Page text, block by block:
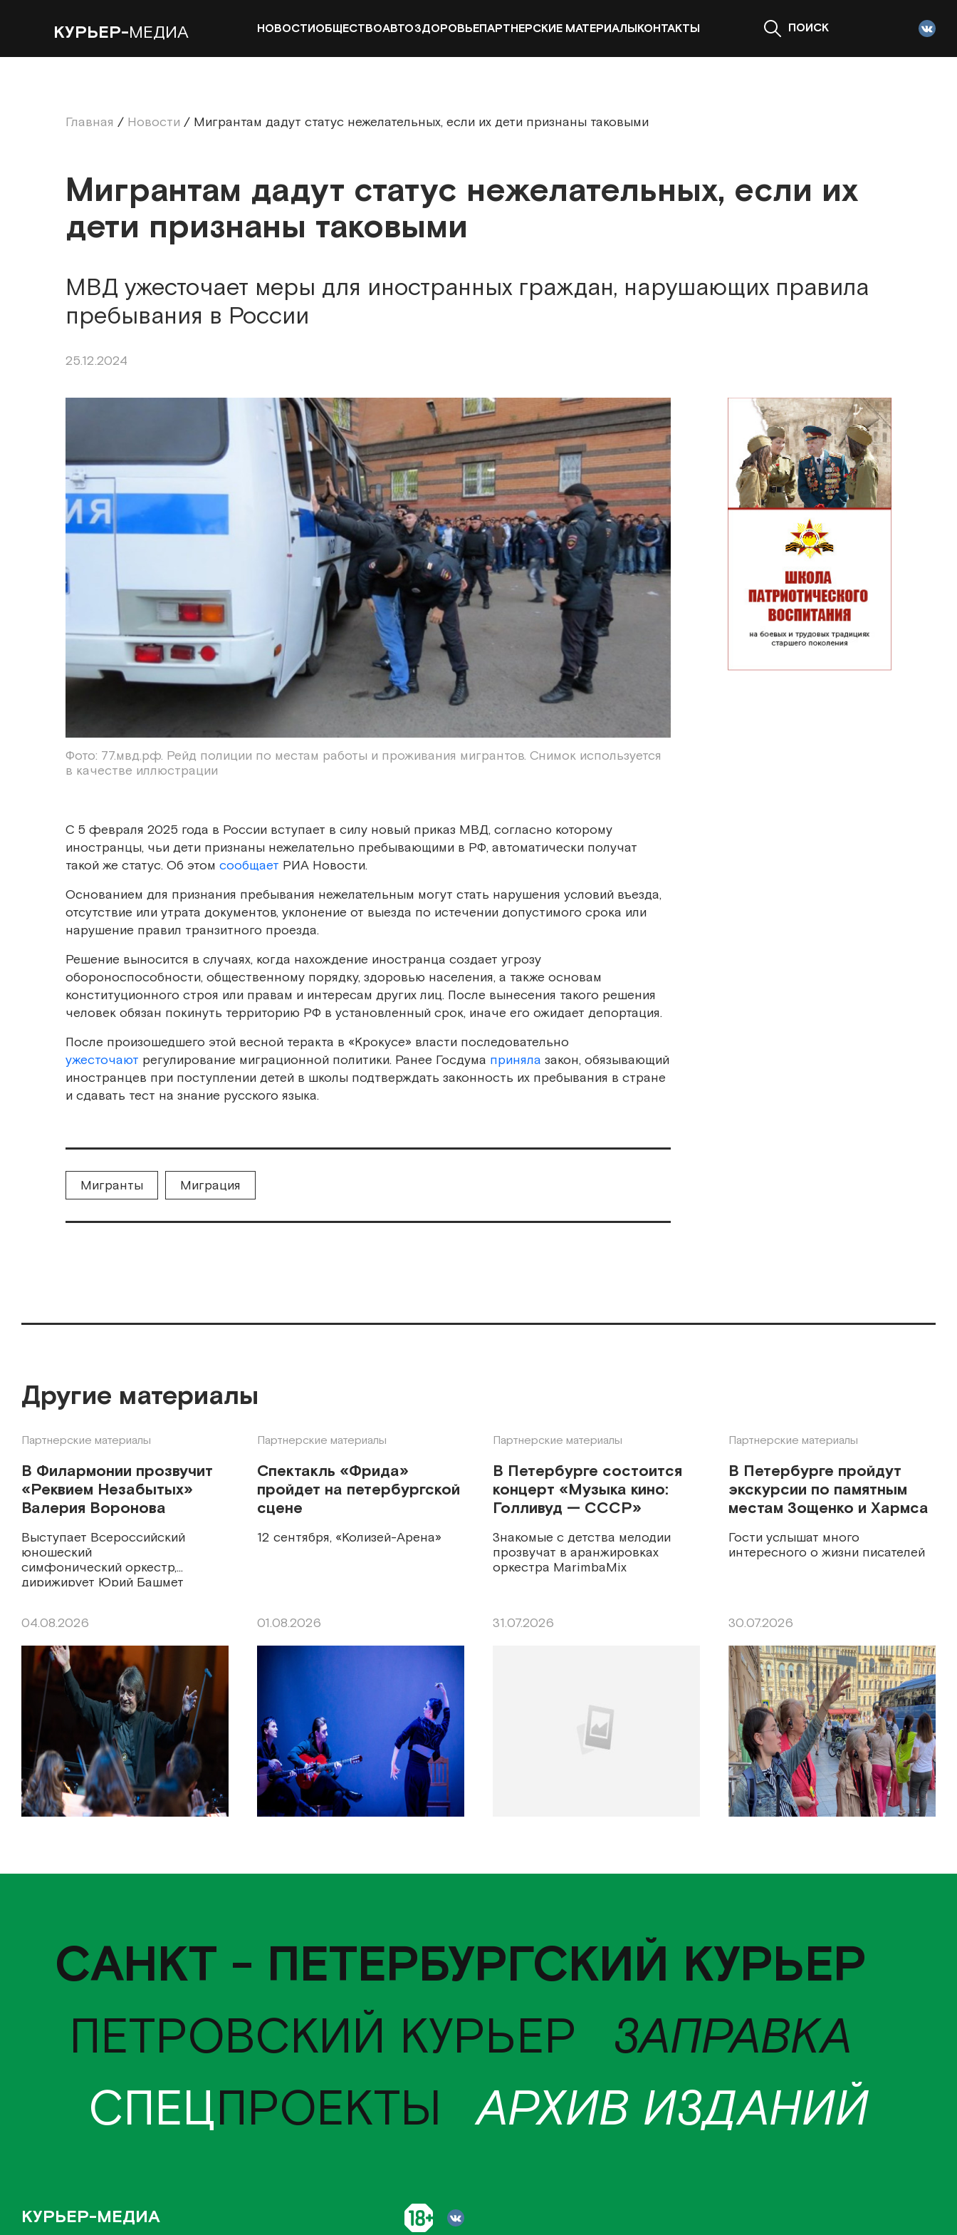
КУРЬЕР-МЕДИА НОВОСТИОБЩЕСТВОАВТОЗДОРОВЬЕПАРТНЕРСКИЕ МАТЕРИАЛЫКОНТАКТЫ ПОИСК
Главная / Новости / Мигрантам дадут статус нежелательных, если их дети признаны таковыми
Мигрантам дадут статус нежелательных, если их
дети признаны таковыми
МВД ужесточает меры для иностранных граждан, нарушающих правила
пребывания в России
25.12.2024
Фото: 77.мвд.рф. Рейд полиции по местам работы и проживания мигрантов. Снимок используется
в качестве иллюстрации
С 5 февраля 2025 года в России вступает в силу новый приказ МВД, согласно которому
иностранцы, чьи дети признаны нежелательно пребывающими в РФ, автоматически получат
такой же статус. Об этом сообщает РИА Новости.
Основанием для признания пребывания нежелательным могут стать нарушения условий въезда,
отсутствие или утрата документов, уклонение от выезда по истечении допустимого срока или
нарушение правил транзитного проезда.
Решение выносится в случаях, когда нахождение иностранца создает угрозу
обороноспособности, общественному порядку, здоровью населения, а также основам
конституционного строя или правам и интересам других лиц. После вынесения такого решения
человек обязан покинуть территорию РФ в установленный срок, иначе его ожидает депортация.
После произошедшего этой весной теракта в «Крокусе» власти последовательно
ужесточают регулирование миграционной политики. Ранее Госдума приняла закон, обязывающий
иностранцев при поступлении детей в школы подтверждать законность их пребывания в стране
и сдавать тест на знание русского языка.
Мигранты Миграция
Другие материалы
Партнерские материалы
В Филармонии прозвучит
«Реквием Незабытых»
Валерия Воронова
Выступает Всероссийский
юношеский
симфонический оркестр,
дирижирует Юрий Башмет
04.08.2026
Партнерские материалы
Спектакль «Фрида»
пройдет на петербургской
сцене
12 сентября, «Колизей-Арена»
01.08.2026
Партнерские материалы
В Петербурге состоится
концерт «Музыка кино:
Голливуд — СССР»
Знакомые с детства мелодии
прозвучат в аранжировках
оркестра MarimbaMix
31.07.2026
Партнерские материалы
В Петербурге пройдут
экскурсии по памятным
местам Зощенко и Хармса
Гости услышат много
интересного о жизни писателей
30.07.2026
САНКТ - ПЕТЕРБУРГСКИЙ КУРЬЕР
ПЕТРОВСКИЙ КУРЬЕР
ЗАПРАВКА
СПЕЦПРОЕКТЫ АРХИВ ИЗДАНИЙ
КУРЬЕР-МЕДИА